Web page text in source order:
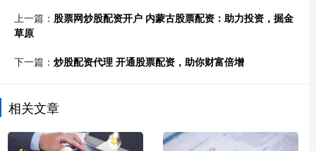
上一篇： 股票网炒股配资开户 内蒙古股票配资：助力投资，掘金
草原
下一篇： 炒股配资代理 开通股票配资，助你财富倍增
相关文章